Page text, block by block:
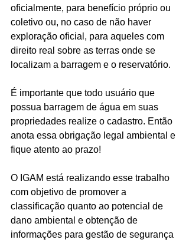
oficialmente, para benefício próprio ou
coletivo ou, no caso de não haver
exploração oficial, para aqueles com
direito real sobre as terras onde se
localizam a barragem e o reservatório.
É importante que todo usuário que
possua barragem de água em suas
propriedades realize o cadastro. Então
anota essa obrigação legal ambiental e
fique atento ao prazo!
O IGAM está realizando esse trabalho
com objetivo de promover a
classificação quanto ao potencial de
dano ambiental e obtenção de
informações para gestão de segurança